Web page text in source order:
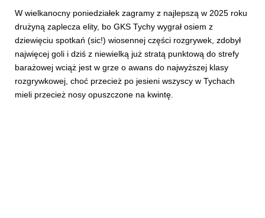
SKLEP KUP BILET
W wielkanocny poniedziałek zagramy z najlepszą w 2025 roku
drużyną zaplecza elity, bo GKS Tychy wygrał osiem z
dziewięciu spotkań (sic!) wiosennej części rozgrywek, zdobył
najwięcej goli i dziś z niewielką już stratą punktową do strefy
barażowej wciąż jest w grze o awans do najwyższej klasy
rozgrywkowej, choć przecież po jesieni wszyscy w Tychach
mieli przecież nosy opuszczone na kwintę.